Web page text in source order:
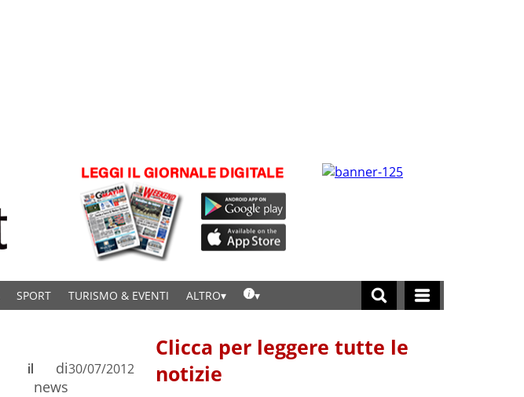
SPORT TURISMO & EVENTI ALTRO
di
news
il 30/07/2012
Clicca per leggere tutte le
notizie